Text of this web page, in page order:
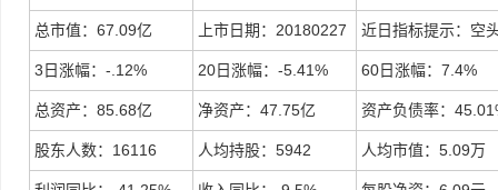
总市值：67.09亿 上市日期：20180227 近日指标提示：空
3日涨幅：-.12% 20日涨幅：-5.41% 60日涨幅：7.4%
总资产：85.68亿 净资产：47.75亿 资产负债率：
股东人数：16116 人均持股：5942 人均市值：5.09万